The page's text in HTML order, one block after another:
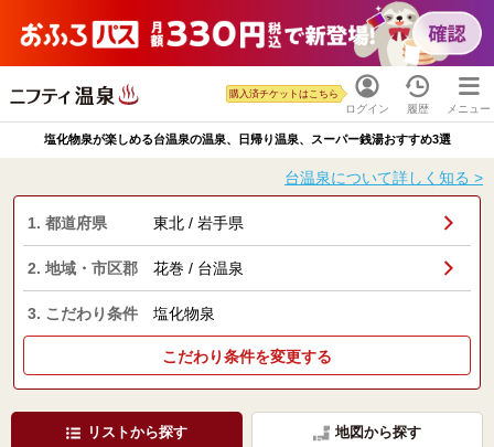
ログイン
購入済チケットはこちら
履歴 メニュー
塩化物泉が楽しめる台温泉の温泉、日帰り温泉、スーパー銭湯おすすめ3選
台温泉について詳しく知る >
1. 都道府県 東北 / 岩手県
2. 地域・市区郡 花巻 / 台温泉
3. こだわり条件 塩化物泉
こだわり条件を変更する
リストから探す 地図から探す